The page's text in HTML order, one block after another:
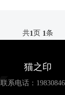
共1 页 1 条
猫之印
联系电话：